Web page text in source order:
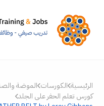
الرئيسية الكورسات الموضة
كورس تعلم الحفر على الجلد